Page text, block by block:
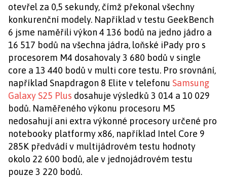
otevřel za 0,5 sekundy, čímž překonal všechny
konkurenční modely. Například v testu GeekBench
6 jsme naměřili výkon 4 136 bodů na jedno jádro a
16 517 bodů na všechna jádra, loňské iPady pro s
procesorem M4 dosahovaly 3 680 bodů v single
core a 13 440 bodů v multi core testu. Pro srovnání,
například Snapdragon 8 Elite v telefonu Samsung
Galaxy S25 Plus dosahuje výsledků 3 014 a 10 029
bodů. Naměřeného výkonu procesoru M5
nedosahují ani extra výkonné procesory určené pro
notebooky platformy x86, například Intel Core 9
285K předvádí v multijádrovém testu hodnoty
okolo 22 600 bodů, ale v jednojádrovém testu
pouze 3 220 bodů.